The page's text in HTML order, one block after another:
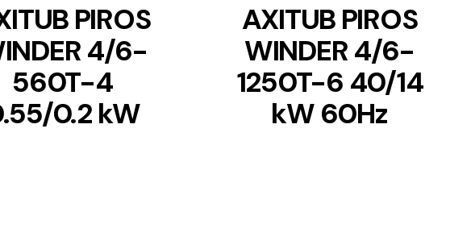
PIROS
4/6-
560T-4
0.2 kW
AXITUB PIROS
WINDER 4/6-
1250T-6 40/14
kW 60Hz